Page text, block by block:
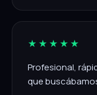
★★★★★
Profesional,
que